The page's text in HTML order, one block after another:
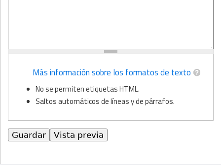
Más información sobre los formatos de texto
No se permiten etiquetas HTML.
Saltos automáticos de líneas y de párrafos.